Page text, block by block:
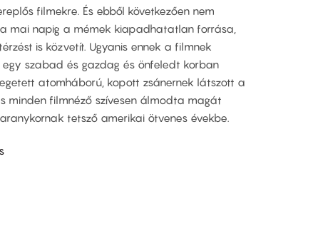
filmekre. És ebből következően nem
mai napig a mémek kiapadhatatlan forrása,
is közvetít. Ugyanis ennek a filmnek
szabad és gazdag és önfeledt korban
atomháború, kopott zsánernek látszott a
minden filmnéző szívesen álmodta magát
tetsző amerikai ötvenes évekbe.